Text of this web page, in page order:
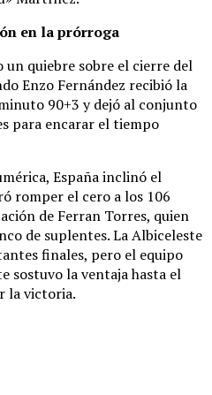
en la prórroga
quiebre sobre el cierre del
Enzo Fernández recibió la
90+3 y dejó al conjunto
para encarar el tiempo
España inclinó el
romper el cero a los 106
de Ferran Torres, quien
de suplentes. La Albiceleste
finales, pero el equipo
sostuvo la ventaja hasta el
la victoria.